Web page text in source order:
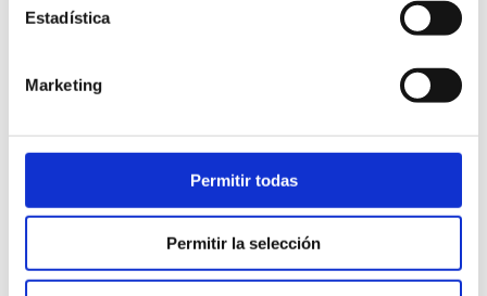
Estadística
Marketing
Permitir todas
Permitir la selección
pastelería y panadería artesanal
bydydes-uo-admin
elaboración de pan y productos de pastelería, contando
ellas pymes. Este artículo destaca cómo una empresa
familiar ha logrado no solo sobrevivir sino prosperar en
un...